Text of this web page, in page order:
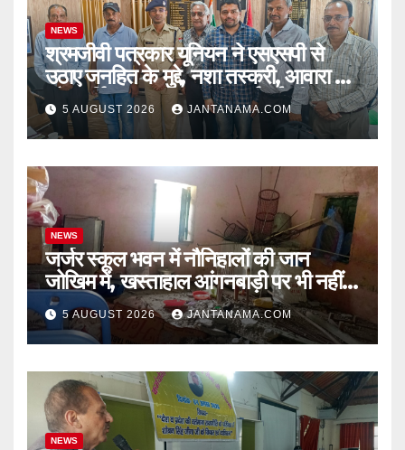
NEWS
श्रमजीवी पत्रकार यूनियन ने एसएसपी से
उठाए जनहित के मुद्दे, नशा तस्करी, आवारा पशु
और पार्किंग व्यवस्था पर की कार्रवाई की मांग
5 AUGUST 2026 JANTANAMA.COM
NEWS
जर्जर स्कूल भवन में नौनिहालों की जान
जोखिम में, खस्ताहाल आंगनबाड़ी पर भी नहीं
जागा प्रशासन
5 AUGUST 2026 JANTANAMA.COM
NEWS